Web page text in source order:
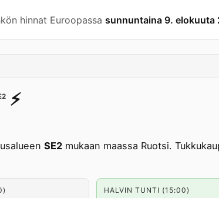
hinnat Euroopassa sunnuntaina 9. elokuuta
⚡️
SE2 mukaan maassa Ruotsi.
HALVIN TUNTI (15:00)